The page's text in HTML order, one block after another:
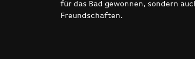
für das Bad gewonnen, sondern
Freundschaften.